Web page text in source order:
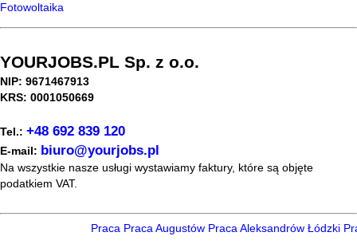
Fotowoltaika
YOURJOBS.PL Sp. z o.o.
NIP: 9671467913
KRS: 0001050669
Tel.: +48 692 839 120
E-mail: biuro@yourjobs.pl
Na wszystkie nasze usługi wystawiamy faktury, które są objęte
podatkiem VAT.
Praca Praca Augustów Praca Aleksandrów Łódzki